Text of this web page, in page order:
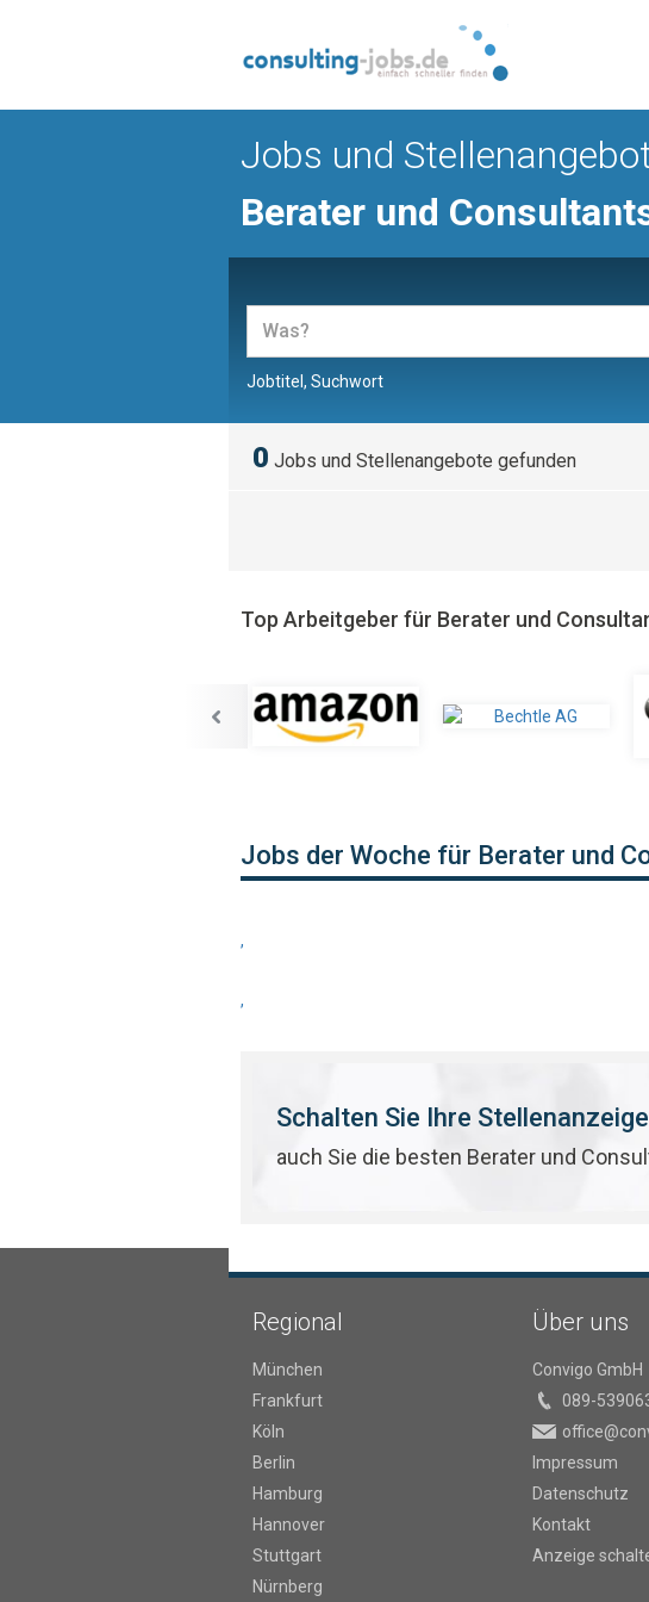
Jobs und
Berater und
Jobtitel, Suchwort
0 Jobs und Stellenangebote gefunden
Top Arbeitgeber für Berater und
Jobs der Woche für Berater und
,
,
Schalten Sie Ihre Stellenanzeige
auch Sie die besten Berater und
Regional
München
Frankfurt
Köln
Berlin
Hamburg
Hannover
Stuttgart
Nürnberg
Über uns
Convigo GmbH
089-
Impressum
Datenschutz
Kontakt
Anzeige